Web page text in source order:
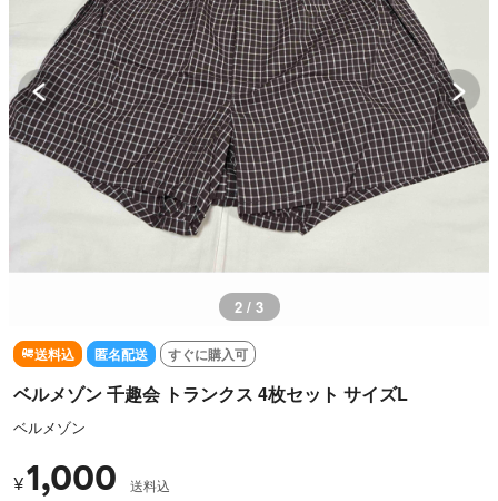
2 / 3
送料込 匿名配送 すぐに購入可
ベルメゾン 千趣会 トランクス 4枚セット サイズL
ベルメゾン
¥1,000 送料込